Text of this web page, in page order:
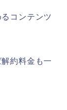
コンテンツ
約料金も一